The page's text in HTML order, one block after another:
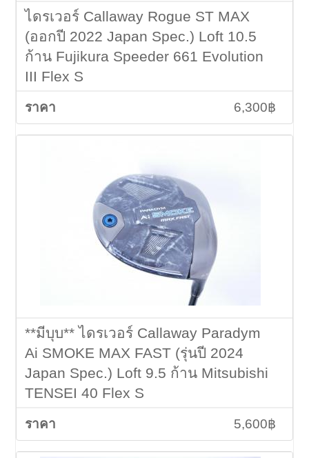
ไดรเวอร์ Callaway Rogue ST MAX
(ออกปี 2022 Japan Spec.) Loft 10.5
ก้าน Fujikura Speeder 661 Evolution
III Flex S
6,300฿
**มีบุบ** ไดรเวอร์ Callaway Paradym
Ai SMOKE MAX FAST (รุ่นปี 2024
Japan Spec.) Loft 9.5 ก้าน Mitsubishi
TENSEI 40 Flex S
5,600฿